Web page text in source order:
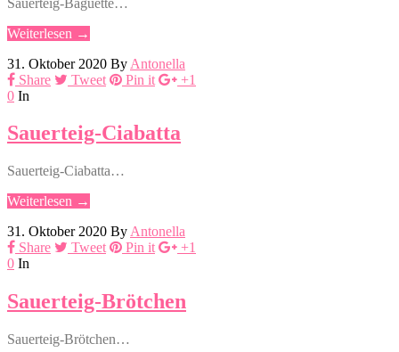
Weiterlesen →
31. Oktober 2020 By Antonella
Share
Tweet Pin it
+1
0 In
Sauerteig-Ciabatta
Sauerteig-Ciabatta…
Weiterlesen →
31. Oktober 2020 By Antonella
Share
Tweet Pin it
+1
0 In
Sauerteig-Brötchen
Sauerteig-Brötchen…